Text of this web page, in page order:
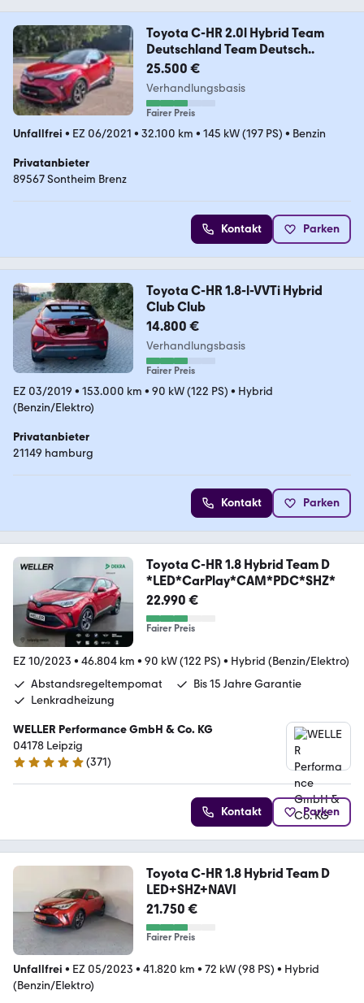
Toyota C-HR 2.0l Hybrid Team
Deutschland Team Deutsch..
25.500 €
Verhandlungsbasis
Fairer Preis
Unfallfrei • EZ 06/2021 • 32.100 km • 145 kW (197 PS) • Benzin
Privatanbieter
89567 Sontheim Brenz
Kontakt Parken
Toyota C-HR 1.8-l-VVTi Hybrid
Club Club
14.800 €
Verhandlungsbasis
Fairer Preis
EZ 03/2019 • 153.000 km • 90 kW (122 PS) • Hybrid
(Benzin/Elektro)
Privatanbieter
21149 hamburg
Kontakt Parken
Toyota C-HR 1.8 Hybrid Team D
*LED*CarPlay*CAM*PDC*SHZ*
22.990 €
Fairer Preis
EZ 10/2023 • 46.804 km • 90 kW (122 PS) • Hybrid (Benzin/Elektro)
Abstandsregeltempomat
Bis 15 Jahre Garantie
Lenkradheizung
WELLER Performance GmbH & Co. KG
04178 Leipzig
4.8 Sterne
(371)
Kontakt Parken
Toyota C-HR 1.8 Hybrid Team D
LED+SHZ+NAVI
21.750 €
Fairer Preis
Unfallfrei • EZ 05/2023 • 41.820 km • 72 kW (98 PS) • Hybrid
(Benzin/Elektro)